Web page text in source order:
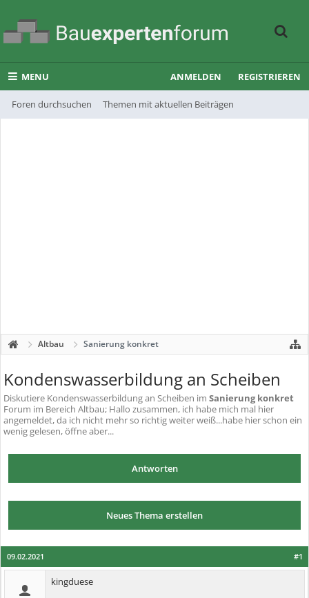
MENU
Foren durchsuchen Themen mit aktuellen Beiträgen
ANMELDEN REGISTRIEREN
Altbau Sanierung konkret
Kondenswasserbildung an Scheiben
Diskutiere Kondenswasserbildung an Scheiben im Sanierung konkret
Forum im Bereich Altbau; Hallo zusammen, ich habe mich mal hier
angemeldet, da ich nicht mehr so richtig weiter weiß...habe hier schon ein
wenig gelesen, öffne aber...
Antworten
Neues Thema erstellen
#1
09.02.2021
kingduese